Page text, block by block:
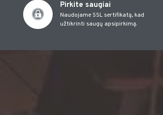
Pirkite saugiai
Naudojame SSL sertifikatą, kad
užtikrinti saugų apsipirkimą.